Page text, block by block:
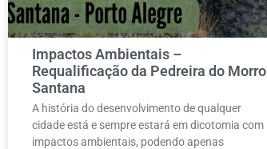
Impactos Ambientais –
Requalificação da Pedreira do Morro
Santana
A história do desenvolvimento de qualquer
cidade está e sempre estará em dicotomia com
impactos ambientais, podendo apenas